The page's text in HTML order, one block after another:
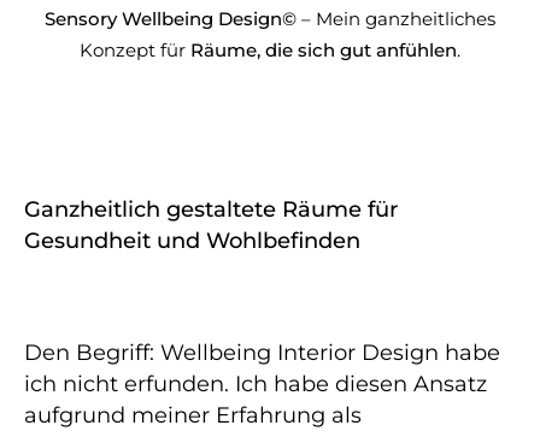
Sensory Wellbeing Design© – Mein ganzheitliches
Konzept für Räume, die sich gut anfühlen.
Ganzheitlich gestaltete Räume für
Gesundheit und Wohlbefinden
Den Begriff: Wellbeing Interior Design habe
ich nicht erfunden. Ich habe diesen Ansatz
aufgrund meiner Erfahrung als